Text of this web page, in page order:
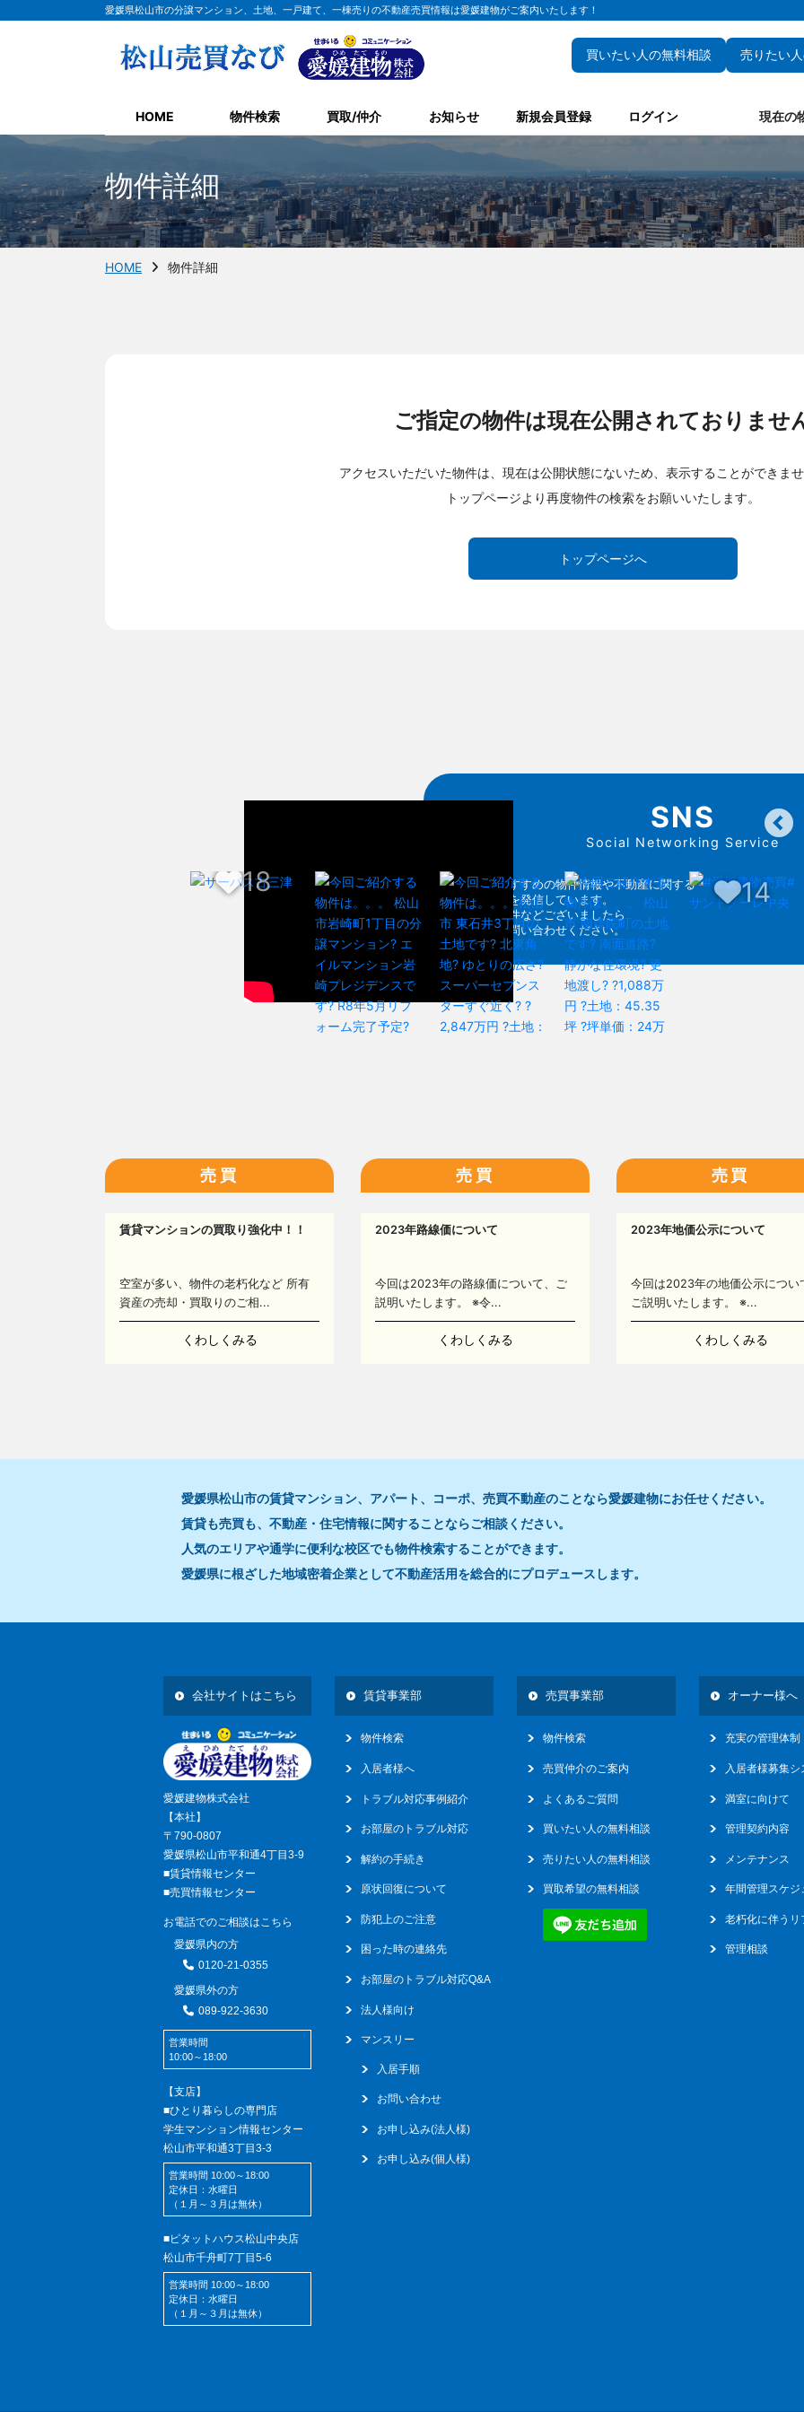
愛媛県松山市の分譲マンション、土地、一戸建て、一棟売りの不動産売買情報は愛媛建物がご案内いたします！
買いたい人の無料相談 売りたい
HOME 物件検索 買取/仲介 お知らせ 新規会員登録 ログイン 現在の
物件詳細
HOME 物件詳細
ご指定の物件は現在公開されておりませ
アクセスいただいた物件は、現在は公開状態にないため、表示することができま
トップページより再度物件の検索をお願いいたします。
トップページへ
16
14
SNS
Social Networking Service
各SNSでおすすめの物件情報や不動産に関する
お得な情報を発信しています。
気になる物件などございましたら
お気軽にお問い合わせください。
売買
賃貸マンションの買取り強化中！！
空室が多い、物件の老朽化など 所有
資産の売却・買取りのご相...
くわしくみる
売買
2023年路線価について
今回は2023年の路線価について、ご
説明いたします。 ※令...
くわしくみる
売買
2023年地価公示について
今回は2023年の地価公示につい
ご説明いたします。 ※...
くわしくみる
愛媛県松山市の賃貸マンション、アパート、コーポ、売買不動産のことなら愛媛建物にお任せください。
賃貸も売買も、不動産・住宅情報に関することならご相談ください。
人気のエリアや通学に便利な校区でも物件検索することができます。
愛媛県に根ざした地域密着企業として不動産活用を総合的にプロデュースします。
会社サイトはこちら
愛媛建物株式会社
【本社】
〒790-0807
愛媛県松山市平和通4丁目3-9
■賃貸情報センター
■売買情報センター
お電話でのご相談はこちら
愛媛県内の方
0120-21-0355
愛媛県外の方
089-922-3630
営業時間
10:00～18:00
【支店】
■ひとり暮らしの専門店
学生マンション情報センター
松山市平和通3丁目3-3
営業時間 10:00～18:00
定休日：水曜日
（１月～３月は無休）
■ピタットハウス松山中央店
松山市千舟町7丁目5-6
営業時間 10:00～18:00
定休日：水曜日
（１月～３月は無休）
賃貸事業部
物件検索
入居者様へ
トラブル対応事例紹介
お部屋のトラブル対応
解約の手続き
原状回復について
防犯上のご注意
困った時の連絡先
お部屋のトラブル対応Q&A
法人様向け
マンスリー
入居手順
お問い合わせ
お申し込み(法人様)
お申し込み(個人様)
売買事業部
物件検索
売買仲介のご案内
よくあるご質問
買いたい人の無料相談
売りたい人の無料相談
買取希望の無料相談
オーナー様へ
充実の管理体制
入居者様募集シ
満室に向けて
管理契約内容
メンテナンス
年間管理スケジ
老朽化に伴うリ
管理相談